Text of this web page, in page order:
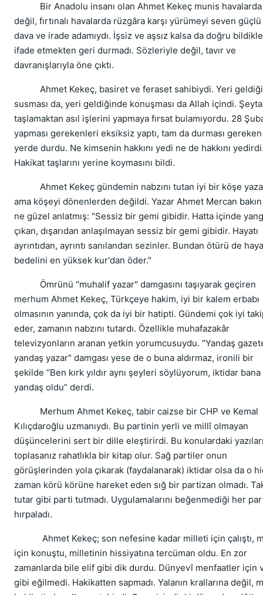
Bir Anadolu insanı olan Ahmet Kekeç munis havalarda
değil, fırtınalı havalarda rüzgâra karşı yürümeyi seven
dava ve irade adamıydı. İşsiz ve aşsız kalsa da doğru
ifade etmekten geri durmadı. Sözleriyle değil, tavır ve
davranışlarıyla öne çıktı.
Ahmet Kekeç, basiret ve feraset sahibiydi. Yeri
susması da, yeri geldiğinde konuşması da Allah içindi.
taşlamaktan asıl işlerini yapmaya fırsat bulamıyordu. 28
yapması gerekenleri eksiksiz yaptı, tam da durması gereken
yerde durdu. Ne kimsenin hakkını yedi ne de hakkını
Hakikat taşlarını yerine koymasını bildi.
Ahmet Kekeç gündemin nabzını tutan iyi bir köşe
ama köşeyi dönenlerden değildi. Yazar Ahmet Mercan
ne güzel anlatmış: "Sessiz bir gemi gibidir. Hatta içinde
çıkan, dışarıdan anlaşılmayan sessiz bir gemi gibidir. Hayatı
ayrıntıdan, ayrıntı sanılandan sezinler. Bundan ötürü de
bedelini en yüksek kur'dan öder."
Ömrünü "muhalif yazar" damgasını taşıyarak geçiren
merhum Ahmet Kekeç, Türkçeye hakim, iyi bir kalem erbabı
olmasının yanında, çok da iyi bir hatipti. Gündemi çok iyi
eder, zamanın nabzını tutardı. Özellikle muhafazakâr
televizyonların aranan yetkin yorumcusuydu. "Yandaş
yandaş yazar" damgası yese de o buna aldırmaz, ironili bir
şekilde “Ben kırk yıldır aynı şeyleri söylüyorum, iktidar bana
yandaş oldu” derdi.
Merhum Ahmet Kekeç, tabir caizse bir CHP ve Kemal
Kılıçdaroğlu uzmanıydı. Bu partinin yerli ve millî olmayan
düşüncelerini sert bir dille eleştirirdi. Bu konulardaki
toplasanız rahatlıkla bir kitap olur. Sağ partiler onun
görüşlerinden yola çıkarak (faydalanarak) iktidar olsa da o
zaman körü körüne hareket eden sığ bir partizan olmadı.
tutar gibi parti tutmadı. Uygulamalarını beğenmediği her
hırpaladı.
Ahmet Kekeç; son nefesine kadar milleti için çalıştı,
için konuştu, milletinin hissiyatına tercüman oldu. En zor
zamanlarda bile elif gibi dik durdu. Dünyevî menfaatler için
gibi eğilmedi. Hakikatten sapmadı. Yalanın krallarına değil,